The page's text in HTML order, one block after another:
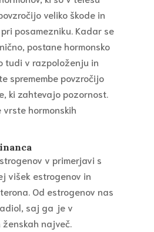
veliko škode in
posamezniku. Kadar se
postane hormonsko
tudi v razpoloženju in
spremembe povzročijo
ki zahtevajo pozornost.
hormonskih
v primerjavi s
višek estrogenov in
Od estrogenov nas
saj ga je v
največ.